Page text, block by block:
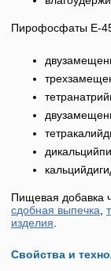
Пирофосфаты Е-
Пищевая добавка
сдобная выпечка
изделия
Свойства и